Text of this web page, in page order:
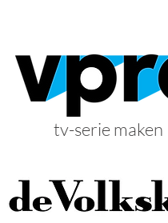
tv-serie maken